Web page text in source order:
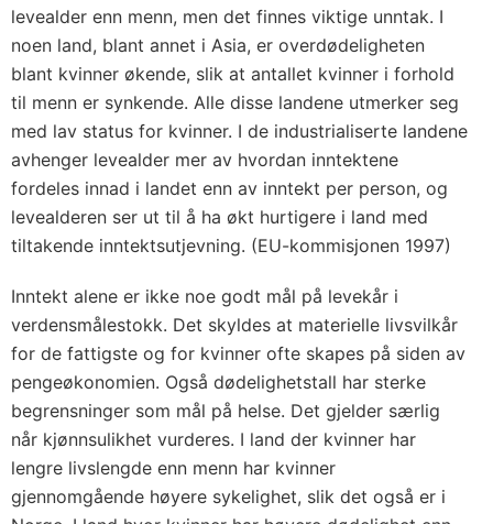
levealder enn menn, men det finnes viktige unntak. I
noen land, blant annet i Asia, er overdødeligheten
blant kvinner økende, slik at antallet kvinner i forhold
til menn er synkende. Alle disse landene utmerker seg
med lav status for kvinner. I de industrialiserte landene
avhenger levealder mer av hvordan inntektene
fordeles innad i landet enn av inntekt per person, og
levealderen ser ut til å ha økt hurtigere i land med
tiltakende inntektsutjevning. (EU-kommisjonen 1997)
Inntekt alene er ikke noe godt mål på levekår i
verdensmålestokk. Det skyldes at materielle livsvilkår
for de fattigste og for kvinner ofte skapes på siden av
pengeøkonomien. Også dødelighetstall har sterke
begrensninger som mål på helse. Det gjelder særlig
når kjønnsulikhet vurderes. I land der kvinner har
lengre livslengde enn menn har kvinner
gjennomgående høyere sykelighet, slik det også er i